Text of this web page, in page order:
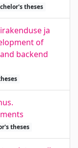
theses
ja
of
backend
theses